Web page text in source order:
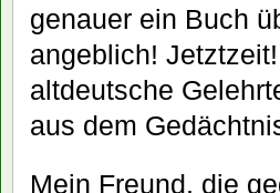
genauer ein Buch
angeblich!
altdeutsche
aus dem
Mein Freund, die